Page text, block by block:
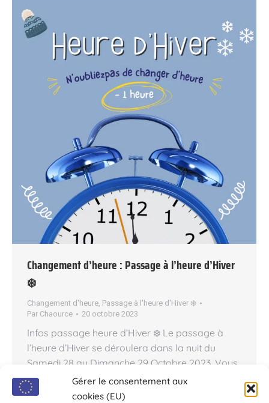
Gérer le consentement aux
cookies (EU)
Changement d’heure : Passage à l’heure d’Hiver
❄️
Changement d'heure, Passage à l'heure d'Hiver ❄️
Par Chaource 20 octobre 2023
Infos passage heure d’Hiver ❄️ Le passage à
l’heure d’Hiver se déroulera dans la nuit du
Samedi 28 au Dimanche 29 Octobre 2023. Vous
devrez reculer votre montre d’une heure : à 3
heures du matin, il sera alors 2 heures. On